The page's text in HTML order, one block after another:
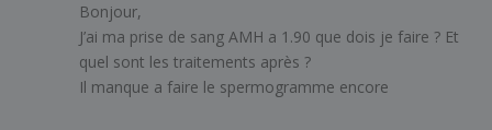
Bonjour,
J’ai ma prise de sang AMH a 1.90 que dois je faire ? Et
quel sont les traitements après ?
Il manque a faire le spermogramme encore